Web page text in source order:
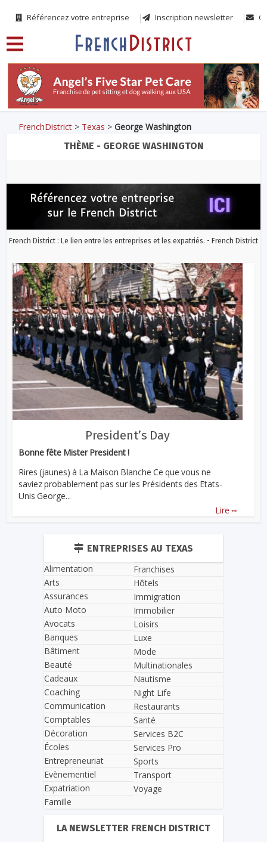
Référencez votre entreprise Inscription newsletter
FrenchDistrict > Texas >George Washington
THÈME - GEORGE WASHINGTON
French District : Le lien entre les entreprises et les expatriés. - French District
President’s Day
Bonne fête Mister President !
Rires (jaunes) à La Maison Blanche Ce que vous ne
saviez probablement pas sur les Présidents des Etats-
Unis George...
Lire ...
ENTREPRISES AU TEXAS
Alimentation
Arts
Assurances
Auto Moto
Avocats
Banques
Bâtiment
Beauté
Cadeaux
Coaching
Communication
Comptables
Décoration
Écoles
Entrepreneuriat
Evènementiel
Expatriation
Famille
Franchises
Hôtels
Immigration
Immobilier
Loisirs
Luxe
Mode
Multinationales
Nautisme
Night Life
Restaurants
Santé
Services B2C
Services Pro
Sports
Transport
Voyage
LA NEWSLETTER FRENCH DISTRICT